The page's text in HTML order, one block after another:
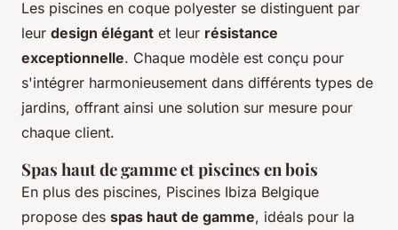
Les piscines en coque polyester se distinguent par
leur design élégant et leur résistance
exceptionnelle. Chaque modèle est conçu pour
s'intégrer harmonieusement dans différents types de
jardins, offrant ainsi une solution sur mesure pour
chaque client.
Spas haut de gamme et piscines en bois
En plus des piscines, Piscines Ibiza Belgique
propose des spas haut de gamme, idéals pour la